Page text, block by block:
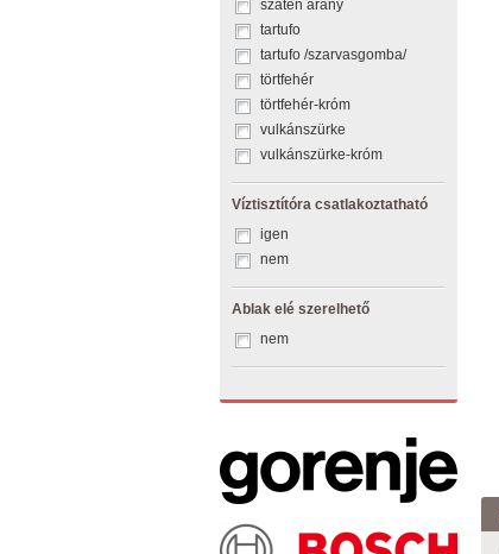
szatén arany
tartufo
tartufo /szarvasgomba/
törtfehér
törtfehér-króm
vulkánszürke
vulkánszürke-króm
Víztisztítóra csatlakoztatható
igen
nem
Ablak elé szerelhető
nem